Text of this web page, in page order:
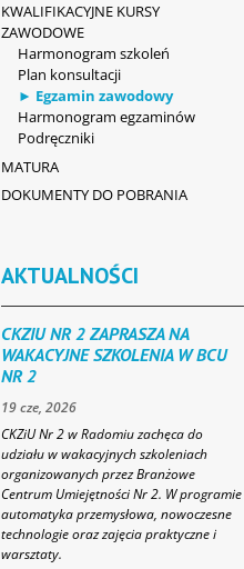
KWALIFIKACYJNE KURSY
ZAWODOWE
Harmonogram szkoleń
Plan konsultacji
Egzamin zawodowy
Harmonogram egzaminów
Podręczniki
MATURA
DOKUMENTY DO POBRANIA
AKTUALNOŚCI
CKZIU NR 2 ZAPRASZA NA
WAKACYJNE SZKOLENIA W BCU
NR 2
19 cze, 2026
CKZiU Nr 2 w Radomiu zachęca do
udziału w wakacyjnych szkoleniach
organizowanych przez Branżowe
Centrum Umiejętności Nr 2. W programie
automatyka przemysłowa, nowoczesne
technologie oraz zajęcia praktyczne i
warsztaty.